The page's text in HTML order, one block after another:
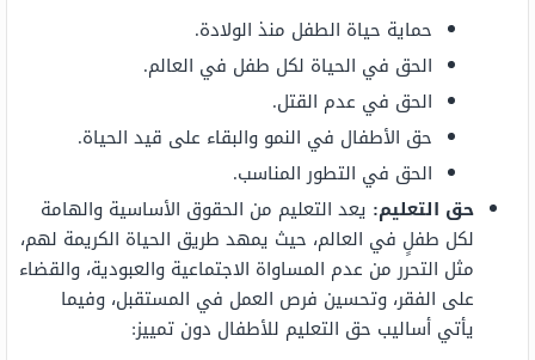
حماية حياة الطفل منذ الولادة.
الحق في الحياة لكل طفل في العالم.
الحق في عدم القتل.
حق الأطفال في النمو والبقاء على قيد الحياة.
الحق في التطور المناسب.
حق التعليم: يعد التعليم من الحقوق الأساسية والهامة
لكل طفلٍ في العالم، حيث يمهد طريق الحياة الكريمة لهم،
مثل التحرر من عدم المساواة الاجتماعية والعبودية، والقضاء
على الفقر، وتحسين فرص العمل في المستقبل، وفيما
يأتي أساليب حق التعليم للأطفال دون تمييز: